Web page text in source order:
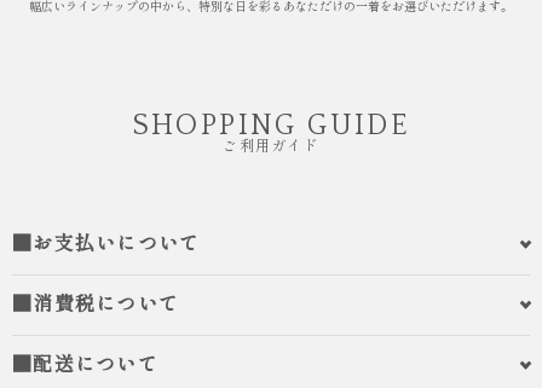
幅広いラインナップの中から、特別な日を彩るあなただけの一着をお選びいただけます。
SHOPPING GUIDE
ご利用ガイド
■お支払いについて
■消費税について
■配送について